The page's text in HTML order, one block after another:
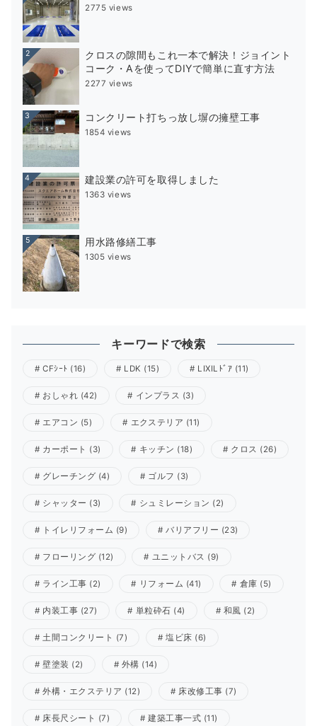
2775 views
2
クロスの隙間もこれ一本で解決！ジョイント
コーク・Aを使ってDIYで簡単に直す方法
2277 views
3 コンクリート打ちっ放し塀の擁壁工事
1854 views
4 建設業の許可を取得しました
1363 views
5 用水路修繕工事
1305 views
キーワードで検索
CFｼｰﾄ (16) LDK (15) LIXILﾄﾞｱ (11)
おしゃれ (42) インプラス (3)
エアコン (5) エクステリア (11)
カーポート (3) キッチン (18) クロス (26)
グレーチング (4) ゴルフ (3)
シャッター (3) シュミレーション (2)
トイレリフォーム (9) バリアフリー (23)
フローリング (12) ユニットバス (9)
ライン工事 (2) リフォーム (41) 倉庫 (5)
内装工事 (27) 単粒砕石 (4) 和風 (2)
土間コンクリート (7) 塩ビ床 (6)
壁塗装 (2) 外構 (14)
外構・エクステリア (12) 床改修工事 (7)
床長尺シート (7) 建築工事一式 (11)